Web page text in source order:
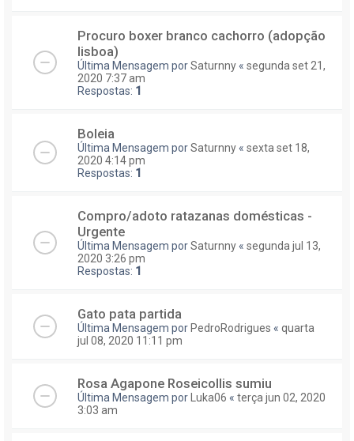
Procuro boxer branco cachorro (adopção
lisboa)
Última Mensagem porSaturnny « segunda set 21,
2020 7:37 am
Respostas: 1
Boleia
Última Mensagem porSaturnny « sexta set 18,
2020 4:14 pm
Respostas: 1
Compro/adoto ratazanas domésticas -
Urgente
Última Mensagem porSaturnny « segunda jul 13,
2020 3:26 pm
Respostas: 1
Gato pata partida
Última Mensagem por PedroRodrigues « quarta
jul 08, 2020 11:11 pm
Rosa Agapone Roseicollis sumiu
Última Mensagem por Luka06 « terça jun 02, 2020
3:03 am